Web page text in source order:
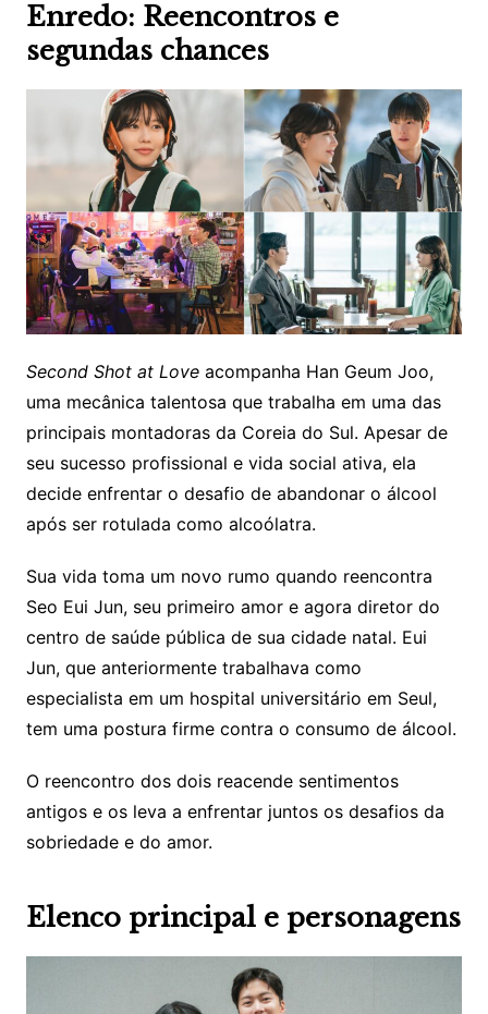
Enredo: Reencontros e
segundas chances
Second Shot at Love acompanha Han Geum Joo,
uma mecânica talentosa que trabalha em uma das
principais montadoras da Coreia do Sul. Apesar de
seu sucesso profissional e vida social ativa, ela
decide enfrentar o desafio de abandonar o álcool
após ser rotulada como alcoólatra.​
Sua vida toma um novo rumo quando reencontra
Seo Eui Jun, seu primeiro amor e agora diretor do
centro de saúde pública de sua cidade natal. Eui
Jun, que anteriormente trabalhava como
especialista em um hospital universitário em Seul,
tem uma postura firme contra o consumo de álcool.
O reencontro dos dois reacende sentimentos
antigos e os leva a enfrentar juntos os desafios da
sobriedade e do amor.
Elenco principal e personagens